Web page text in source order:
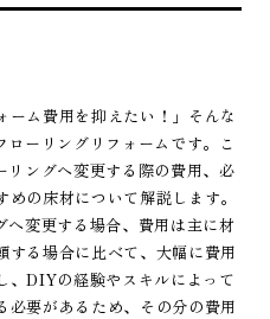
ーム費用を抑えたい！」そんな
ーリングリフォームです。こ
ングへ変更する際の費用、必
の床材について解説します。
変更する場合、費用は主に材
する場合に比べて、大幅に費用
、DIYの経験やスキルによって
必要があるため、その分の費用